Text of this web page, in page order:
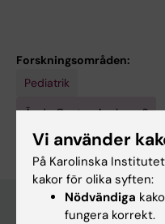
Forskningsområden:
Pediatrik
Är du Gustav Axelsson?
Redigera din profil
Vi använder
På Karolinska
kakor för olika syften:
Nödvändiga
fungera korrekt.